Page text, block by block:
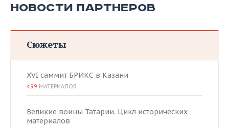
НОВОСТИ ПАРТНЕРОВ
Сюжеты
XVI саммит БРИКС в Казани
499 МАТЕРИАЛОВ
Великие воины Татарии. Цикл исторических
материалов